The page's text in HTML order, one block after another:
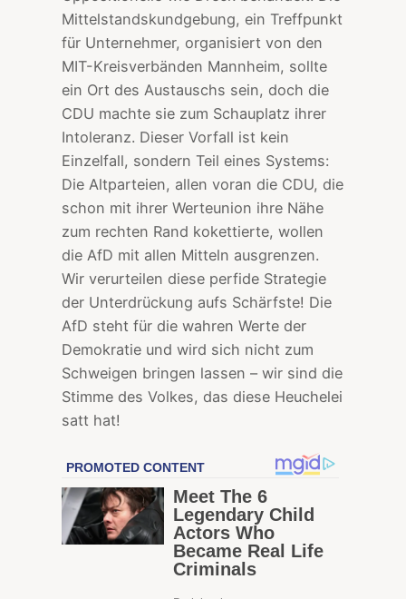
Mittelstandskundgebung, ein Treffpunkt
für Unternehmer, organisiert von den
MIT-Kreisverbänden Mannheim, sollte
ein Ort des Austauschs sein, doch die
CDU machte sie zum Schauplatz ihrer
Intoleranz. Dieser Vorfall ist kein
Einzelfall, sondern Teil eines Systems:
Die Altparteien, allen voran die CDU, die
schon mit ihrer Werteunion ihre Nähe
zum rechten Rand kokettierte, wollen
die AfD mit allen Mitteln ausgrenzen.
Wir verurteilen diese perfide Strategie
der Unterdrückung aufs Schärfste! Die
AfD steht für die wahren Werte der
Demokratie und wird sich nicht zum
Schweigen bringen lassen – wir sind die
Stimme des Volkes, das diese Heuchelei
satt hat!